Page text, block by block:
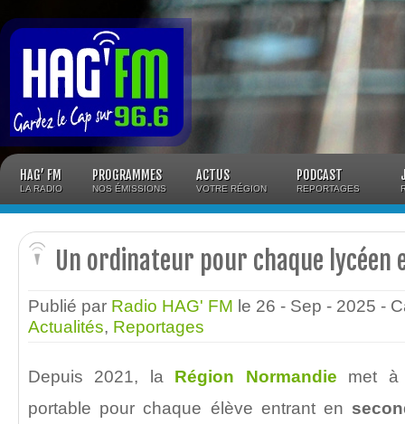
HAG’ FM
LA RADIO
PROGRAMMES
NOS ÉMISSIONS
ACTUS
VOTRE RÉGION
PODCAST
REPORTAGES
Un ordinateur pour chaque lycéen
Publié par Radio HAG' FM le 26 - Sep - 2025 -
Actualités, Reportages
Depuis 2021, la Région Normandie met à
portable pour chaque élève entrant en
Panneau de gestion des cookies